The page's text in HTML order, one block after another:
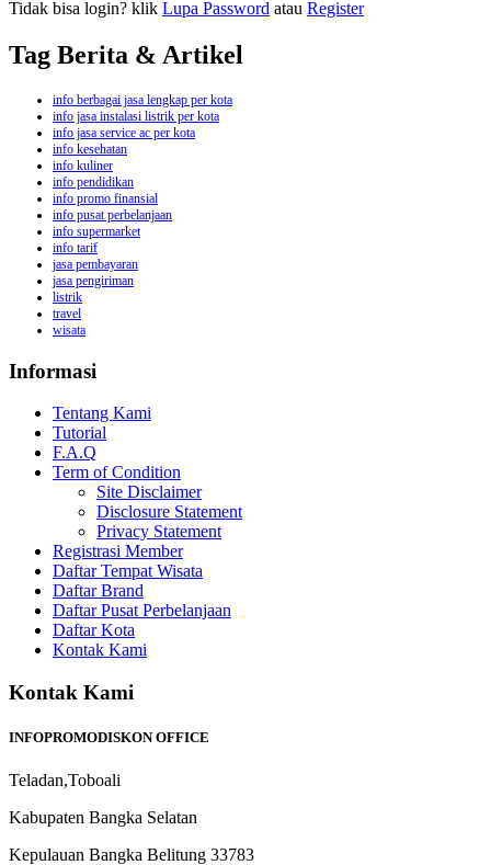
Tidak bisa login? klik Lupa Password atau Register
Tag Berita & Artikel
info berbagai jasa lengkap per kota
info jasa instalasi listrik per kota
info jasa service ac per kota
info kesehatan
info kuliner
info pendidikan
info promo finansial
info pusat perbelanjaan
info supermarket
info tarif
jasa pembayaran
jasa pengiriman
listrik
travel
wisata
Informasi
Tentang Kami
Tutorial
F.A.Q
Term of Condition
Site Disclaimer
Disclosure Statement
Privacy Statement
Registrasi Member
Daftar Tempat Wisata
Daftar Brand
Daftar Pusat Perbelanjaan
Daftar Kota
Kontak Kami
Kontak Kami
INFOPROMODISKON OFFICE
Teladan,Toboali
Kabupaten Bangka Selatan
Kepulauan Bangka Belitung 33783